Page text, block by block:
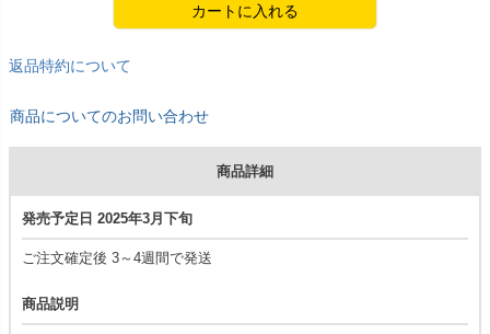
カートに入れる
返品特約について
商品についてのお問い合わせ
商品詳細
発売予定日 2025年3月下旬
ご注文確定後 3～4週間で発送
商品説明